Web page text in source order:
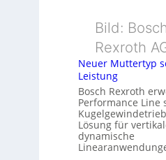
m
s
u
n
g
n
e
k
m
b
i
i
Bild: Bosch
Rexroth
Neuer Muttertyp
Leistung
Bosch Rexroth
Performance Line
Lösung für
dynamische